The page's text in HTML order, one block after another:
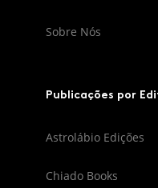
Sobre Nós
Publicações por
Astrolábio Edições
Chiado Books